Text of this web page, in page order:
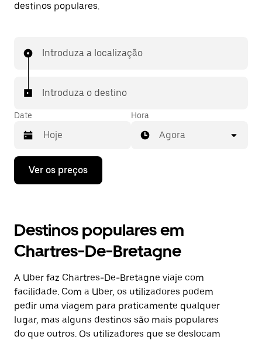
destinos populares.
Introduza a localização
Introduza o destino
Date
Prima
tecla
interagir
com
o
calendário
selecionar
uma
data.
Prima
o
botão
Hora
Agora
Ver os preços
Destinos populares em
Chartres-De-Bretagne
A Uber faz Chartres-De-Bretagne viaje com
facilidade. Com a Uber, os utilizadores podem
pedir uma viagem para praticamente qualquer
lugar, mas alguns destinos são mais populares
do que outros. Os utilizadores que se deslocam